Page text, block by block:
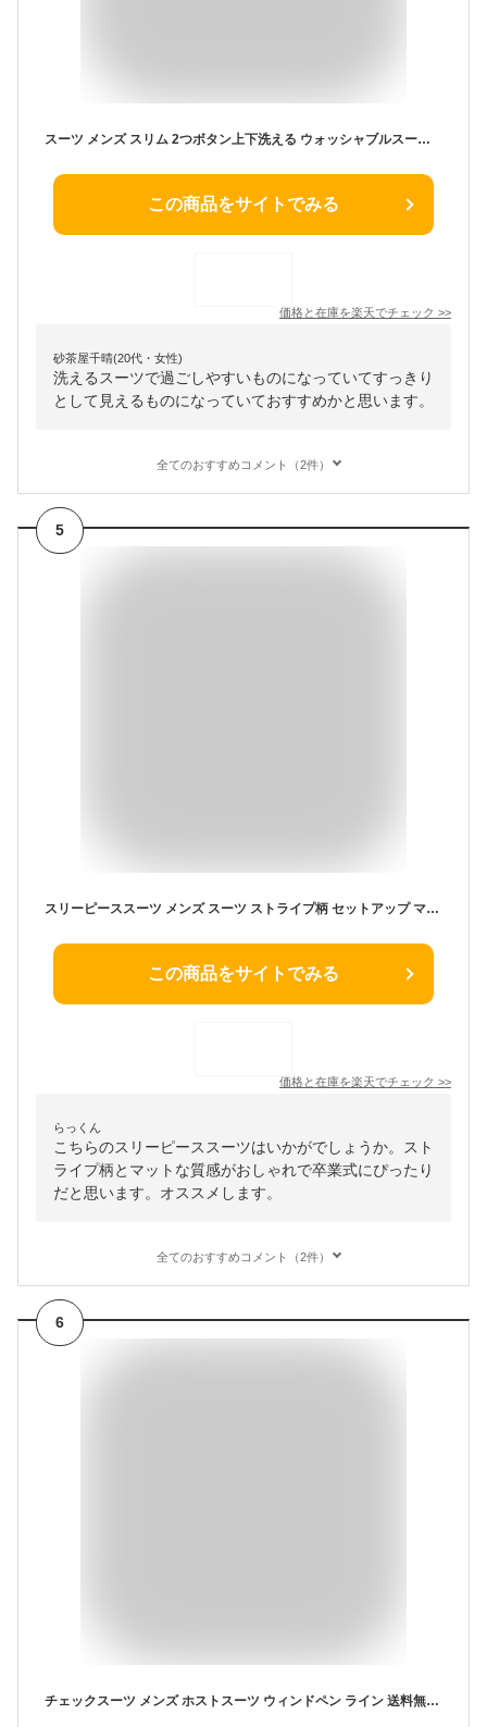
スーツ メンズ スリム 2つボタン上下洗える ウォッシャブルスーツ 春夏秋 3シーズン ストレッチ ビジネス メンズスーツ オシャレ ビジネス フレッシャーズ 新社会人 新生活 入社式 入学式 卒業式 卒園式
この商品をサイトでみる
価格と在庫を楽天でチェック >>
砂茶屋千晴(20代・女性)
洗えるスーツで過ごしやすいものになっていてすっきり
として見えるものになっていておすすめかと思います。
全てのおすすめコメント（2件）
5
スリーピーススーツ メンズ スーツ ストライプ柄 セットアップ マット感 卒業式 入学式 スリムスーツ ビジネススーツ メンズスーツ 大きいサイズ カジュアル 細身 スタイリッシュ 通勤 テレワーク パーティー 結婚式 成人式 オシャレ 春夏 秋冬
この商品をサイトでみる
価格と在庫を楽天でチェック >>
らっくん
こちらのスリーピーススーツはいかがでしょうか。スト
ライプ柄とマットな質感がおしゃれで卒業式にぴったり
だと思います。オススメします。
全てのおすすめコメント（2件）
6
チェックスーツ メンズ ホストスーツ ウィンドペン ライン 送料無料 インポート 3Pスーツ 3ピーススーツ スリムスーツ セットアップ 上下セット テーラードジャケット 2022 春 秋 冬 新作 V系 ヴィジュアル系 ホスト お兄系 大人 衣装 結婚式 パーティー 2次会